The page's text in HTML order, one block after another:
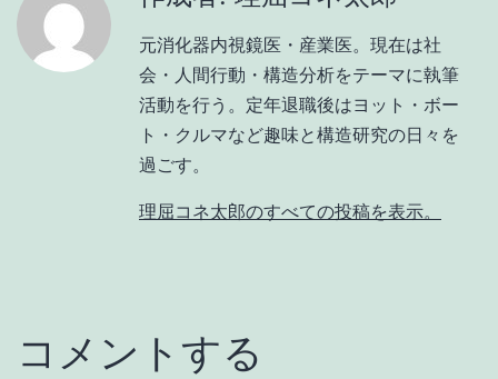
元消化器内視鏡医・産業医。現在は社
会・人間行動・構造分析をテーマに執筆
活動を行う。定年退職後はヨット・ボー
ト・クルマなど趣味と構造研究の日々を
過ごす。
理屈コネ太郎のすべての投稿を表示。
コメントする